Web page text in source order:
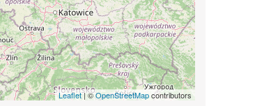
Leaflet| ©OpenStreetMapcontributors